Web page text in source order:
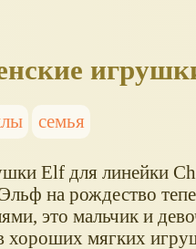
семья
Elf для линейки
на рождество
это мальчик и
хороших мягких